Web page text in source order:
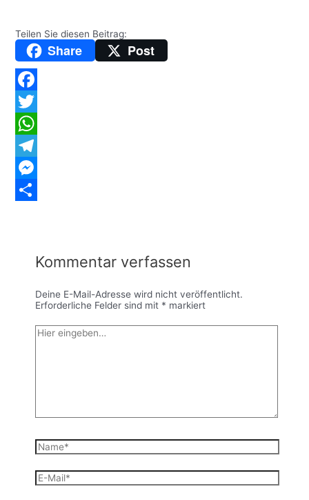
Teilen Sie diesen Beitrag:
Share Post
Facebook
Twitter
WhatsApp
Telegram
Messenger
Kommentar verfassen
Deine E-Mail-Adresse wird nicht veröffentlicht.
Erforderliche Felder sind mit * markiert
Hier
eingeben…
Name*
E-
Mail*